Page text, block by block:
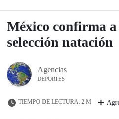
México confirma
selección natación
Agencias
DEPORTES
TIEMPO DE LECTURA: 2 M